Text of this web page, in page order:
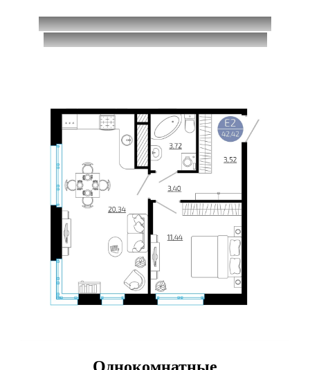
* Цены указаны без учета скидок, для уточнения
стоимости обратитесь к менеджеру проекта